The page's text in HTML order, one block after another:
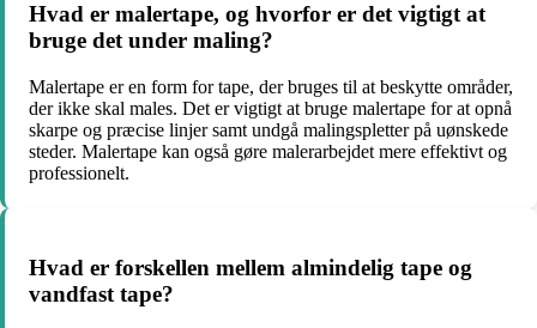
Hvad er malertape, og hvorfor er det vigtigt at
bruge det under maling?
Malertape er en form for tape, der bruges til at beskytte områder,
der ikke skal males. Det er vigtigt at bruge malertape for at opnå
skarpe og præcise linjer samt undgå malingspletter på uønskede
steder. Malertape kan også gøre malerarbejdet mere effektivt og
professionelt.
Hvad er forskellen mellem almindelig tape og
vandfast tape?